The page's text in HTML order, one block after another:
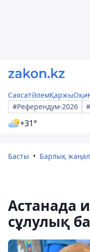
СаясатӘлемҚаржы
#Референдум-2026
+31°
Басты Барлық
Астанада
сұлулық